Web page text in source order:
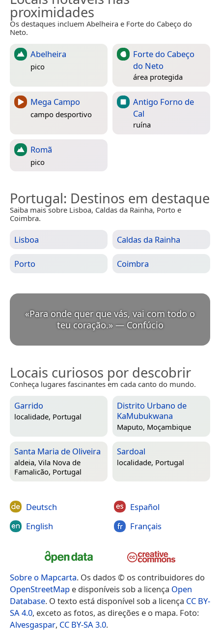
proximidades
Os destaques incluem Abelheira e Forte do Cabeço do
Neto.
Abelheira
pico
Forte do Cabeço
do Neto
área protegida
Mega Campo
campo desportivo
Antigo Forno de
Cal
ruína
Romã
pico
Portugal: Destinos em destaque
Saiba mais sobre Lisboa, Caldas da Rainha, Porto e
Coimbra.
Lisboa Caldas da Rainha
Porto Coimbra
«Para onde quer que vás, vai com todo o
teu coração.» — Confúcio
Locais curiosos por descobrir
Conheça lugares fascinantes em cada canto do mundo.
Garrido
localidade, Portugal
Distrito Urbano de
KaMubukwana
Maputo, Moçambique
Santa Maria de Oliveira
aldeia, Vila Nova de
Famalicão, Portugal
Sardoal
localidade, Portugal
Deutsch
English
Español
Français
Sobre o Mapcarta. Os dados © os contribuidores do
OpenStreetMap e disponíveis sob a licença Open
Database. O texto está disponível sob a licença CC BY-
SA 4.0, exceto as fotos, as direções e o mapa. Foto:
Alvesgaspar, CC BY-SA 3.0.